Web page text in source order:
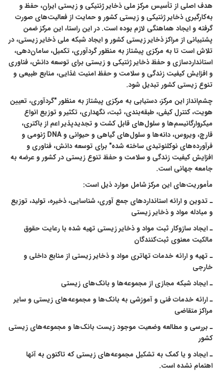
هدف اصلی از تأسیس مرکز ملی ذخایر ژنتیکی و زیستی ایران، حفظ و
به‌کارگیری ذخایر ژنتیکی و زیستی کشور و حمایت از فعالیت‌های صورت
گرفته و ایجاد هماهنگی لازم بوده است. در این راستا، این مرکز ضمن
پشتیبانی از مراکز ذخایر زیستی کشور و ایجاد شبکه ملی ذخایر زیستی، در
تلاش است تا به مرکزی پیشتاز به منظور گردآوری، تکمیل، سامان‌دهی،
استانداردسازی و حفظ ذخایر ژنتیکی و زیستی برای توسعه دانش، فناوری
و افزایش کیفیت زندگی و سلامت و حفظ امنیت غذایی، منابع طبیعی و
تنوع زیستی کشور تبدیل شود.
چشم‌انداز این مرکز، دستیابی به مرکزی پیشتاز به منظور "گردآوری، تعیین
هویت، کنترل کیفی، طبقه‌بندی، ثبت، نگهداری، تکثیر و توزیع انواع
میکروارگانیسم‌ها و سلول‌های قابل کشت و تجدیدپذیر اعم از باکتری،
قارچ، ویروس‌، دانه‌ها و سلول‌های گیاهی و حیوانی و DNA ژنومی و
فرآورده‌های نوکلئوتیدی ساخته شده" برای توسعه دانش، فناوری و
افزایش کیفیت زندگی و سلامت و حفظ تنوع زیستی در کشور و عرضه به
جامعه جهانی است.
مأموریت‌های این مرکز شامل موارد ذیل است:
ـ تدوین و ارائه استانداردهای جمع آوری، شناسایی، ذخیره، تولید، توزیع
و مبادله مواد و ذخایر زیستی
ـ ایجاد سازوکار ثبت مواد و ذخایر زیستی تهیه شده با رعایت حقوق
مالکیت معنوی ثبت‌کنندگان
ـ تهیه و ارائه خدمات تهاتری مواد و ذخایر زیستی از منابع داخلی و
خارجی
ـ ایجاد شبکه مجازی از مجموعه‌ها و بانک‌های زیستی
ـ ارائه خدمات فنی و آموزشی به بانک‌ها و مجموعه‌های زیستی و سایر
مراکز متقاضی
ـ بررسی و مطالعه وضعیت موجود زیست بانک‌ها و مجموعه‌های زیستی
کشور
ـ ایجاد و یا کمک به تشکیل مجموعه‌های زیستی که تاکنون به آنها
اهتمام نشده است.